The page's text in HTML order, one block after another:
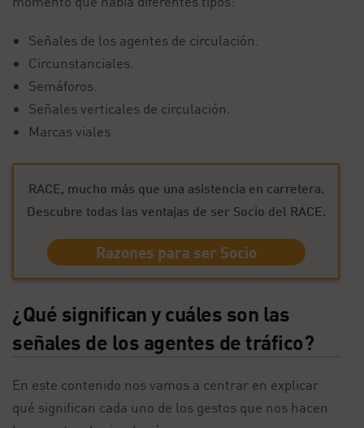
Señales de los agentes de circulación.
Circunstanciales.
Semáforos.
Señales verticales de circulación.
Marcas viales.
RACE, mucho más que una asistencia en carretera.
Descubre todas las ventajas de ser Socio del RACE.
Razones para ser Socio
¿Qué significan y cuáles son las
señales de los agentes de tráfico?
En este contenido nos vamos a centrar en explicar
qué significan cada uno de los gestos que nos hacen